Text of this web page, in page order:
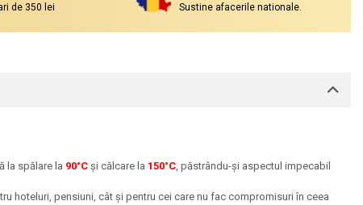
de 350 lei Sustine afacerile nationale.
la spălare la 90°C și călcare la 150°C, păstrându-și aspectul impecabil
hoteluri, pensiuni, cât și pentru cei care nu fac compromisuri în ceea